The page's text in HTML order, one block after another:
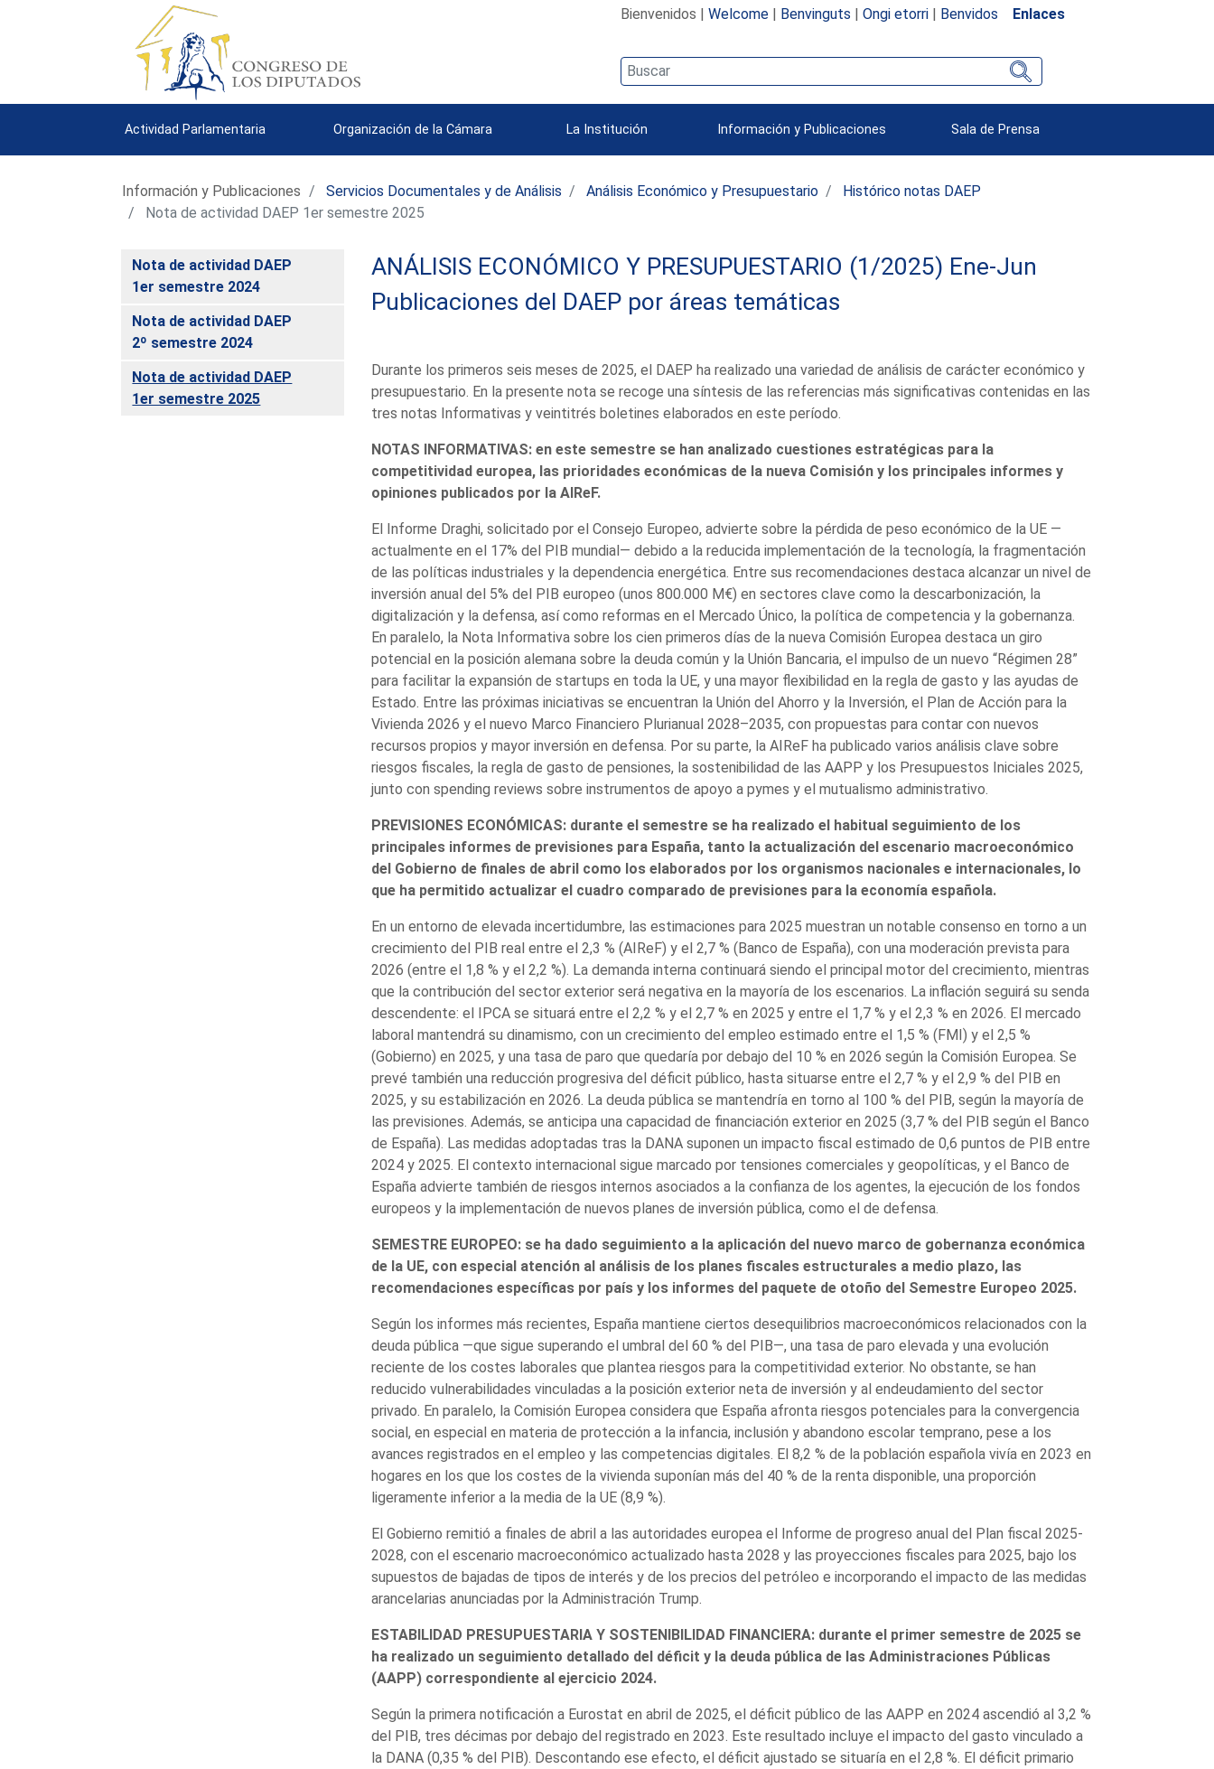
Bienvenidos | Welcome| Benvinguts | Ongi etorri| Benvidos Enlaces
Actividad Parlamentaria Organización de la Cámara La Institución Información y Publicaciones Sala de Prensa
Información y Publicaciones Servicios Documentales y de Análisis Análisis Económico y Presupuestario
Histórico notas DAEP
Nota de actividad DAEP 1er semestre 2025
Nota de actividad DAEP
1er semestre 2024
Nota de actividad DAEP
2º semestre 2024
Nota de actividad DAEP
1er semestre 2025
ANÁLISIS ECONÓMICO Y PRESUPUESTARIO (1/2025) Ene-Jun
Publicaciones del DAEP por áreas temáticas
Durante los primeros seis meses de 2025, el DAEP ha realizado una variedad de análisis de carácter económico y
presupuestario. En la presente nota se recoge una síntesis de las referencias más significativas contenidas en las
tres notas Informativas y veintitrés boletines elaborados en este período.
NOTAS INFORMATIVAS: en este semestre se han analizado cuestiones estratégicas para la
competitividad europea, las prioridades económicas de la nueva Comisión y los principales informes y
opiniones publicados por la AIReF.
El Informe Draghi, solicitado por el Consejo Europeo, advierte sobre la pérdida de peso económico de la UE —
actualmente en el 17% del PIB mundial— debido a la reducida implementación de la tecnología, la fragmentación
de las políticas industriales y la dependencia energética. Entre sus recomendaciones destaca alcanzar un nivel de
inversión anual del 5% del PIB europeo (unos 800.000 M€) en sectores clave como la descarbonización, la
digitalización y la defensa, así como reformas en el Mercado Único, la política de competencia y la gobernanza.
En paralelo, la Nota Informativa sobre los cien primeros días de la nueva Comisión Europea destaca un giro
potencial en la posición alemana sobre la deuda común y la Unión Bancaria, el impulso de un nuevo “Régimen 28”
para facilitar la expansión de startups en toda la UE, y una mayor flexibilidad en la regla de gasto y las ayudas de
Estado. Entre las próximas iniciativas se encuentran la Unión del Ahorro y la Inversión, el Plan de Acción para la
Vivienda 2026 y el nuevo Marco Financiero Plurianual 2028–2035, con propuestas para contar con nuevos
recursos propios y mayor inversión en defensa. Por su parte, la AIReF ha publicado varios análisis clave sobre
riesgos fiscales, la regla de gasto de pensiones, la sostenibilidad de las AAPP y los Presupuestos Iniciales 2025,
junto con spending reviews sobre instrumentos de apoyo a pymes y el mutualismo administrativo.
PREVISIONES ECONÓMICAS: durante el semestre se ha realizado el habitual seguimiento de los
principales informes de previsiones para España, tanto la actualización del escenario macroeconómico
del Gobierno de finales de abril como los elaborados por los organismos nacionales e internacionales, lo
que ha permitido actualizar el cuadro comparado de previsiones para la economía española.
En un entorno de elevada incertidumbre, las estimaciones para 2025 muestran un notable consenso en torno a un
crecimiento del PIB real entre el 2,3 % (AIReF) y el 2,7 % (Banco de España), con una moderación prevista para
2026 (entre el 1,8 % y el 2,2 %). La demanda interna continuará siendo el principal motor del crecimiento, mientras
que la contribución del sector exterior será negativa en la mayoría de los escenarios. La inflación seguirá su senda
descendente: el IPCA se situará entre el 2,2 % y el 2,7 % en 2025 y entre el 1,7 % y el 2,3 % en 2026. El mercado
laboral mantendrá su dinamismo, con un crecimiento del empleo estimado entre el 1,5 % (FMI) y el 2,5 %
(Gobierno) en 2025, y una tasa de paro que quedaría por debajo del 10 % en 2026 según la Comisión Europea. Se
prevé también una reducción progresiva del déficit público, hasta situarse entre el 2,7 % y el 2,9 % del PIB en
2025, y su estabilización en 2026. La deuda pública se mantendría en torno al 100 % del PIB, según la mayoría de
las previsiones. Además, se anticipa una capacidad de financiación exterior en 2025 (3,7 % del PIB según el Banco
de España). Las medidas adoptadas tras la DANA suponen un impacto fiscal estimado de 0,6 puntos de PIB entre
2024 y 2025. El contexto internacional sigue marcado por tensiones comerciales y geopolíticas, y el Banco de
España advierte también de riesgos internos asociados a la confianza de los agentes, la ejecución de los fondos
europeos y la implementación de nuevos planes de inversión pública, como el de defensa.
SEMESTRE EUROPEO: se ha dado seguimiento a la aplicación del nuevo marco de gobernanza económica
de la UE, con especial atención al análisis de los planes fiscales estructurales a medio plazo, las
recomendaciones específicas por país y los informes del paquete de otoño del Semestre Europeo 2025.
Según los informes más recientes, España mantiene ciertos desequilibrios macroeconómicos relacionados con la
deuda pública —que sigue superando el umbral del 60 % del PIB—, una tasa de paro elevada y una evolución
reciente de los costes laborales que plantea riesgos para la competitividad exterior. No obstante, se han
reducido vulnerabilidades vinculadas a la posición exterior neta de inversión y al endeudamiento del sector
privado. En paralelo, la Comisión Europea considera que España afronta riesgos potenciales para la convergencia
social, en especial en materia de protección a la infancia, inclusión y abandono escolar temprano, pese a los
avances registrados en el empleo y las competencias digitales. El 8,2 % de la población española vivía en 2023 en
hogares en los que los costes de la vivienda suponían más del 40 % de la renta disponible, una proporción
ligeramente inferior a la media de la UE (8,9 %).
El Gobierno remitió a finales de abril a las autoridades europea el Informe de progreso anual del Plan fiscal 2025-
2028, con el escenario macroeconómico actualizado hasta 2028 y las proyecciones fiscales para 2025, bajo los
supuestos de bajadas de tipos de interés y de los precios del petróleo e incorporando el impacto de las medidas
arancelarias anunciadas por la Administración Trump.
ESTABILIDAD PRESUPUESTARIA Y SOSTENIBILIDAD FINANCIERA: durante el primer semestre de 2025 se
ha realizado un seguimiento detallado del déficit y la deuda pública de las Administraciones Públicas
(AAPP) correspondiente al ejercicio 2024.
Según la primera notificación a Eurostat en abril de 2025, el déficit público de las AAPP en 2024 ascendió al 3,2 %
del PIB, tres décimas por debajo del registrado en 2023. Este resultado incluye el impacto del gasto vinculado a
la DANA (0,35 % del PIB). Descontando ese efecto, el déficit ajustado se situaría en el 2,8 %. El déficit primario